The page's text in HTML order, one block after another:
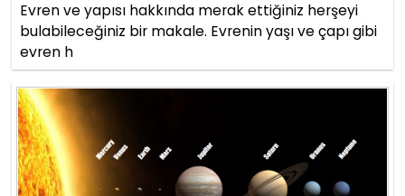
Evren ve yapısı hakkında merak ettiğiniz herşeyi
bulabileceğiniz bir makale. Evrenin yaşı ve çapı gibi
evren h